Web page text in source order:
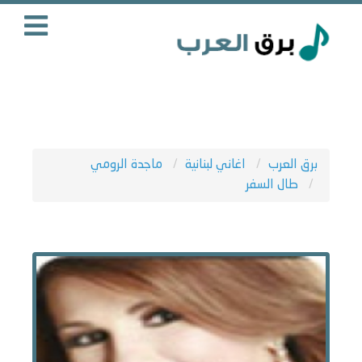
برق العرب اغاني لبنانية
ماجدة الرومي
طال السفر